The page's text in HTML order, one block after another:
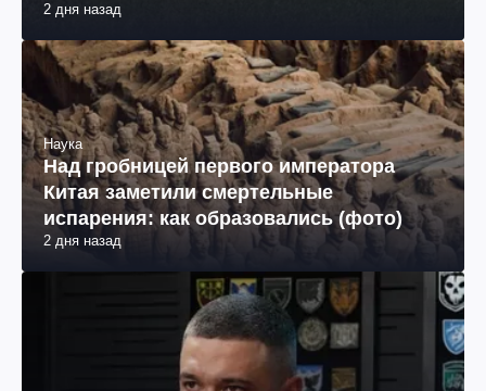
2 дня назад
Наука
Над гробницей первого императора
Китая заметили смертельные
испарения: как образовались (фото)
2 дня назад